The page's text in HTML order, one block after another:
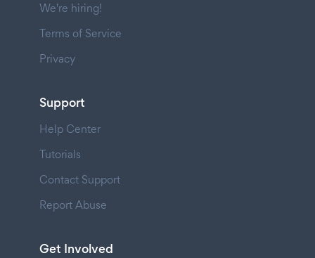
We're hiring!
Terms of Service
Privacy
Support
Help Center
Tutorials
Contact Support
Report Abuse
Get Involved